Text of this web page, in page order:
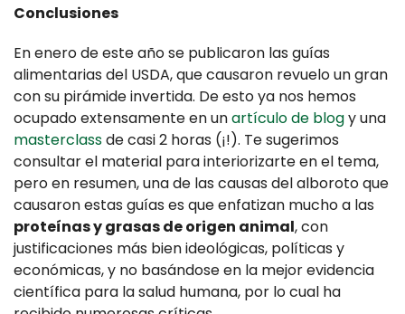
Conclusiones
En enero de este año se publicaron las guías
alimentarias del USDA, que causaron revuelo un gran
con su pirámide invertida. De esto ya nos hemos
ocupado extensamente en unartículo de blogy una
masterclassde casi 2 horas (¡!). Te sugerimos
consultar el material para interiorizarte en el tema,
pero en resumen, una de las causas del alboroto que
causaron estas guías es que enfatizan mucho a las
proteínas y grasas de origen animal, con
justificaciones más bien ideológicas, políticas y
económicas, y no basándose en la mejor evidencia
científica para la salud humana, por lo cual ha